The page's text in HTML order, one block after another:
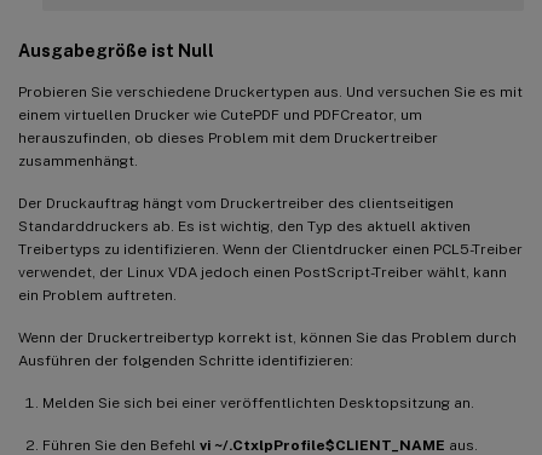
Ausgabegröße ist Null
Probieren Sie verschiedene Druckertypen aus. Und versuchen Sie es mit
einem virtuellen Drucker wie CutePDF und PDFCreator, um
herauszufinden, ob dieses Problem mit dem Druckertreiber
zusammenhängt.
Der Druckauftrag hängt vom Druckertreiber des clientseitigen
Standarddruckers ab. Es ist wichtig, den Typ des aktuell aktiven
Treibertyps zu identifizieren. Wenn der Clientdrucker einen PCL5-Treiber
verwendet, der Linux VDA jedoch einen PostScript-Treiber wählt, kann
ein Problem auftreten.
Wenn der Druckertreibertyp korrekt ist, können Sie das Problem durch
Ausführen der folgenden Schritte identifizieren:
Melden Sie sich bei einer veröffentlichten Desktopsitzung an.
Führen Sie den Befehl vi ~/.CtxlpProfile$CLIENT_NAME aus.